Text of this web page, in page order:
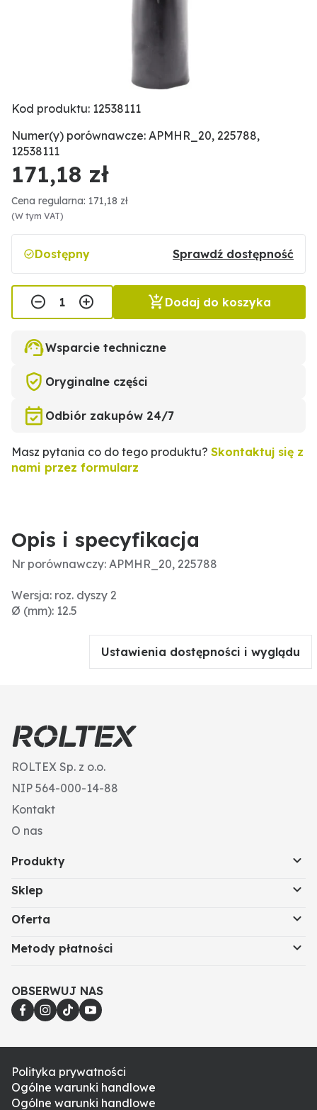
Kod produktu: 12538111
Numer(y) porównawcze: APMHR_20, 225788,
12538111
171,18 zł
Cena regularna: 171,18 zł
(W tym VAT)
Dostępny Sprawdź dostępność
Dodaj do koszyka
Wsparcie techniczne
Oryginalne części
Odbiór zakupów 24/7
Masz pytania co do tego produktu? Skontaktuj się z
nami przez formularz
Opis i specyfikacja
Nr porównawczy: APMHR_20, 225788
Wersja: roz. dyszy 2
Ø (mm): 12.5
Ustawienia dostępności i wyglądu
ROLTEX Sp. z o.o.
NIP 564-000-14-88
Kontakt
O nas
Produkty
Sklep
Oferta
Metody płatności
OBSERWUJ NAS
Polityka prywatności
Ogólne warunki handlowe
Ogólne warunki handlowe